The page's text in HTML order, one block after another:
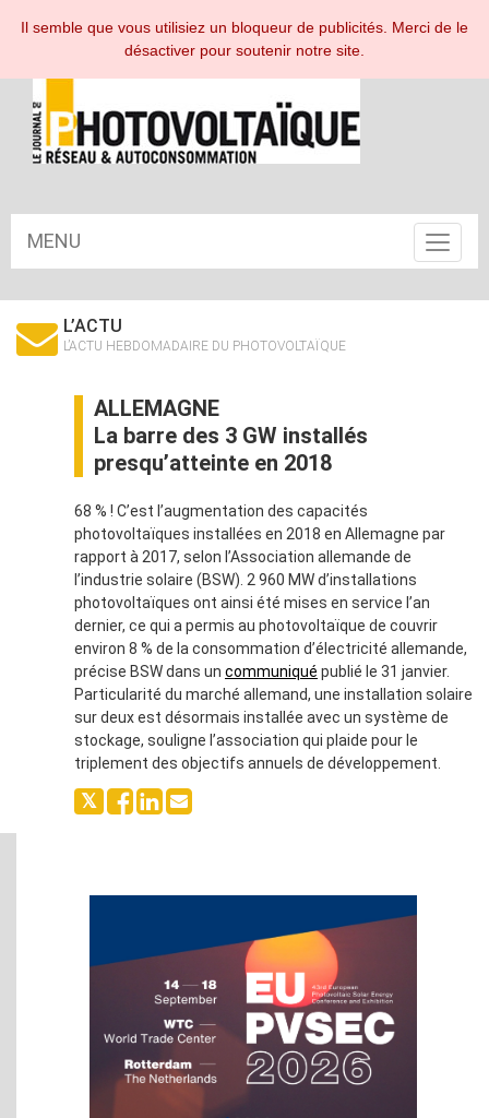
ESPACE ABONNÉ
MENU
Toggle
L’ACTU
L’ACTU HEBDOMADAIRE DU PHOTOVOLTAÏQUE
ALLEMAGNE
La barre des 3 GW installés
presqu’atteinte en 2018
68 % ! C’est l’augmentation des capacités
photovoltaïques installées en 2018 en Allemagne par
rapport à 2017, selon l’Association allemande de
l’industrie solaire (BSW). 2 960 MW d’installations
photovoltaïques ont ainsi été mises en service l’an
dernier, ce qui a permis au photovoltaïque de couvrir
environ 8 % de la consommation d’électricité allemande,
précise BSW dans un communiqué publié le 31 janvier.
Particularité du marché allemand, une installation solaire
sur deux est désormais installée avec un système de
stockage, souligne l’association qui plaide pour le
triplement des objectifs annuels de développement.
Il semble que vous utilisiez un bloqueur de publicités. Merci de le
désactiver pour soutenir notre site.